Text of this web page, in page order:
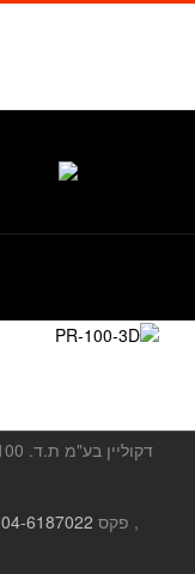
דלג
דקוליין בע"מ ת.ד. 12100 רחוב התלם 3 פארק תעשיות עמק חפר
, פקס 04-6187022